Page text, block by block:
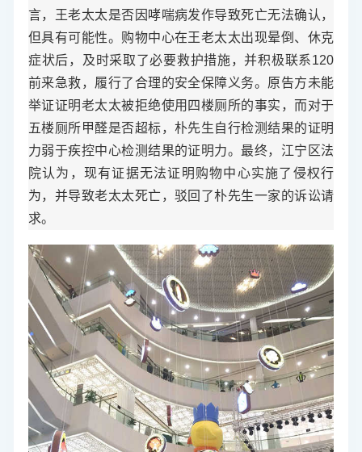
言，王老太太是否因哮喘病发作导致死亡无法确认，
但具有可能性。购物中心在王老太太出现晕倒、休克
症状后，及时采取了必要救护措施，并积极联系120
前来急救，履行了合理的安全保障义务。原告方未能
举证证明老太太被拒绝使用四楼厕所的事实，而对于
五楼厕所甲醛是否超标，朴先生自行检测结果的证明
力弱于疾控中心检测结果的证明力。最终，江宁区法
院认为，现有证据无法证明购物中心实施了侵权行
为，并导致老太太死亡，驳回了朴先生一家的诉讼请
求。